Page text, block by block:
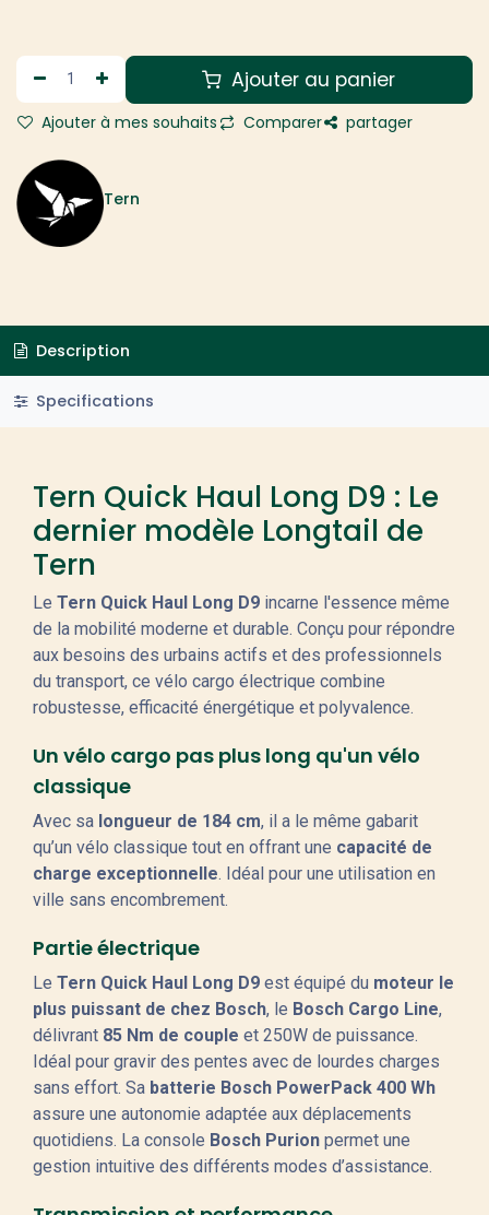
Ajouter au panier
Ajouter à mes souhaits Comparer partager
Tern
Description
Specifications
Tern Quick Haul Long D9 : Le
dernier modèle Longtail de
Tern
Le Tern Quick Haul Long D9 incarne l'essence même
de la mobilité moderne et durable. Conçu pour répondre
aux besoins des urbains actifs et des professionnels
du transport, ce vélo cargo électrique combine
robustesse, efficacité énergétique et polyvalence.
Un vélo cargo pas plus long qu'un vélo
classique
Avec sa longueur de 184 cm, il a le même gabarit
qu’un vélo classique tout en offrant une capacité de
charge exceptionnelle. Idéal pour une utilisation en
ville sans encombrement.
Partie électrique
Le Tern Quick Haul Long D9 est équipé du moteur le
plus puissant de chez Bosch, le Bosch Cargo Line,
délivrant 85 Nm de couple et 250W de puissance.
Idéal pour gravir des pentes avec de lourdes charges
sans effort. Sa batterie Bosch PowerPack 400 Wh
assure une autonomie adaptée aux déplacements
quotidiens. La console Bosch Purion permet une
gestion intuitive des différents modes d’assistance.